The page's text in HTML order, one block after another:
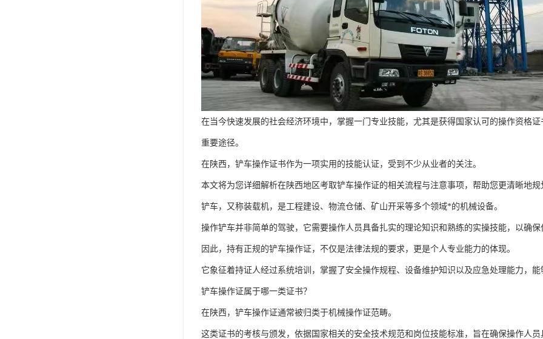
在当今快速发展的社会经济环境中，掌握一门专业技能，尤其是获得国家认可的操作资格
重要途径。
在陕西，铲车操作证书作为一项实用的技能认证，受到不少从业者的关注。
本文将为您详细解析在陕西地区考取铲车操作证的相关流程与注意事项，帮助您更清晰地
铲车，又称装载机，是工程建设、物流仓储、矿山开采等多个领域*的机械设备。
操作铲车并非简单的驾驶，它需要操作人员具备扎实的理论知识和熟练的实操技能，以确
因此，持有正规的铲车操作证，不仅是法律法规的要求，更是个人专业能力的体现。
它象征着持证人经过系统培训，掌握了安全操作规程、设备维护知识以及应急处理能力，
铲车操作证属于哪一类证书？
在陕西，铲车操作证通常被归类于机械操作证范畴。
这类证书的考核与颁发，依据国家相关的安全技术规范和岗位技能标准，旨在确保操作人